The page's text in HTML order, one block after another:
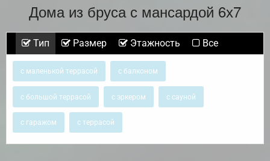
Дома из бруса с мансардой 6х7
Тип Размер Этажность Все
с маленькой террасой с балконом
с большой террасой с эркером с сауной
с гаражом с террасой